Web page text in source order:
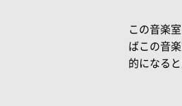
この音楽
ばこの音
的になる